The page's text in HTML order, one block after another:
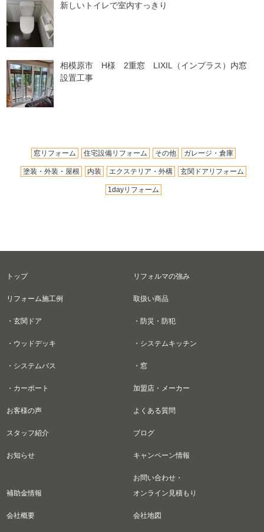
新しいトイレで室内すっきり
相模原市 H様 2重窓 LIXIL（インプラス）内窓
設置工事
窓リフォーム 住宅設備リフォーム その他 ガレージ・倉庫
塗装・外装・屋根 内装 エクステリア・外構 玄関ドアリフォーム
1dayリフォーム
トップ リフォルマの強み
リフォーム施工例 取扱い商品
・玄関ドア ・防災・防犯
・ウッドデッキ ・システムキッチン
・システムバス ・窓
・カーポート 加盟店・メーカー
お客様の声 よくある質問
スタッフ紹介 ブログ
お知らせ キャンペーン情報
補助金情報
お問い合わせ・
オンライン見積もり
会社概要 会社地図